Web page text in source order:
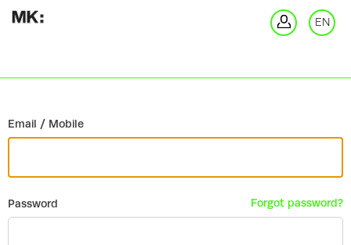
EN
Email / Mobile
Password Forgot password?